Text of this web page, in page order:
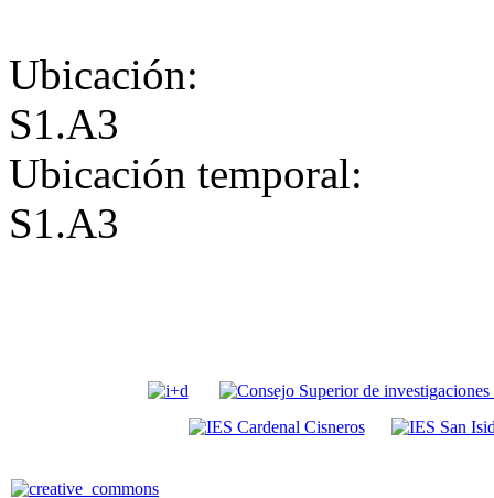
Ubicación:
S1.A3
Ubicación temporal:
S1.A3